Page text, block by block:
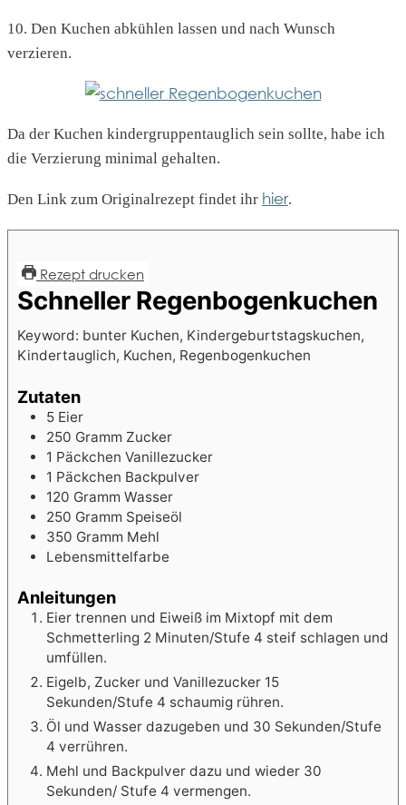
10. Den Kuchen abkühlen lassen und nach Wunsch
verzieren.
Da der Kuchen kindergruppentauglich sein sollte, habe ich
die Verzierung minimal gehalten.
Den Link zum Originalrezept findet ihr hier.
Rezept drucken
Schneller Regenbogenkuchen
Keyword: bunter Kuchen, Kindergeburtstagskuchen,
Kindertauglich, Kuchen, Regenbogenkuchen
Zutaten
5 Eier
250 Gramm Zucker
1 Päckchen Vanillezucker
1 Päckchen Backpulver
120 Gramm Wasser
250 Gramm Speiseöl
350 Gramm Mehl
Lebensmittelfarbe
Anleitungen
Eier trennen und Eiweiß im Mixtopf mit dem
Schmetterling 2 Minuten/Stufe 4 steif schlagen und
umfüllen.
Eigelb, Zucker und Vanillezucker 15
Sekunden/Stufe 4 schaumig rühren.
Öl und Wasser dazugeben und 30 Sekunden/Stufe
4 verrühren.
Mehl und Backpulver dazu und wieder 30
Sekunden/ Stufe 4 vermengen.